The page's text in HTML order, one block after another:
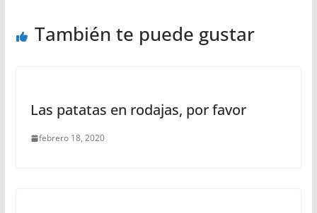
También te puede gustar
Las patatas en rodajas, por favor
febrero 18, 2020